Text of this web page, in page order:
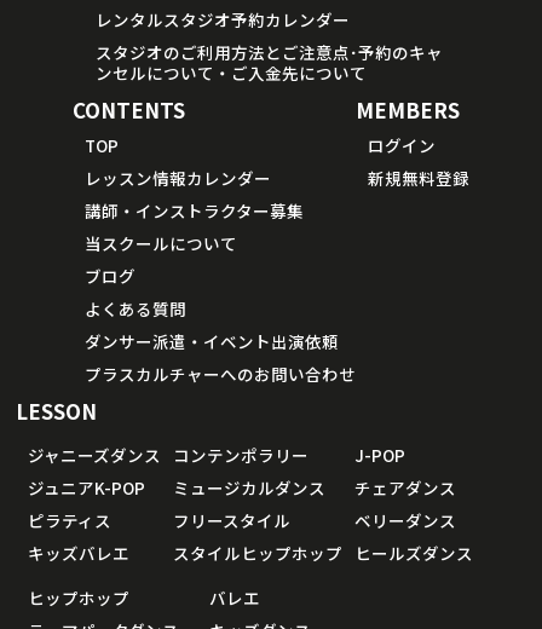
レンタルスタジオ予約カレンダー
スタジオのご利用方法とご注意点･予約のキャ
ンセルについて・ご入金先について
CONTENTS
TOP
レッスン情報カレンダー
講師・インストラクター募集
当スクールについて
ブログ
よくある質問
ダンサー派遣・イベント出演依頼
プラスカルチャーへのお問い合わせ
MEMBERS
ログイン
新規無料登録
LESSON
ジャニーズダンス
ジュニアK-POP
ピラティス
キッズバレエ
コンテンポラリー
ミュージカルダンス
フリースタイル
スタイルヒップホップ
J-POP
チェアダンス
ベリーダンス
ヒールズダンス
ヒップホップ
バレエ